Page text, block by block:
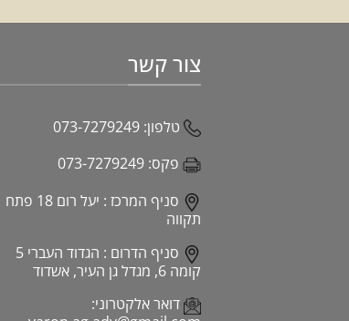
צור קשר
טלפון: 073-7279249
פקס: 073-7279249
סניף המרכז :
יעל רום 18 פתח
תקווה
סניף הדרום :
הגדוד העברי 5
קומה 6, מגדל גן העיר, אשדוד
דואר אלקטרוני: